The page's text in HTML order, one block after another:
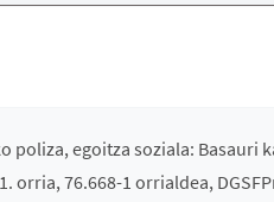
egoitza soziala: Basauri
76.668-1 orrialdea,